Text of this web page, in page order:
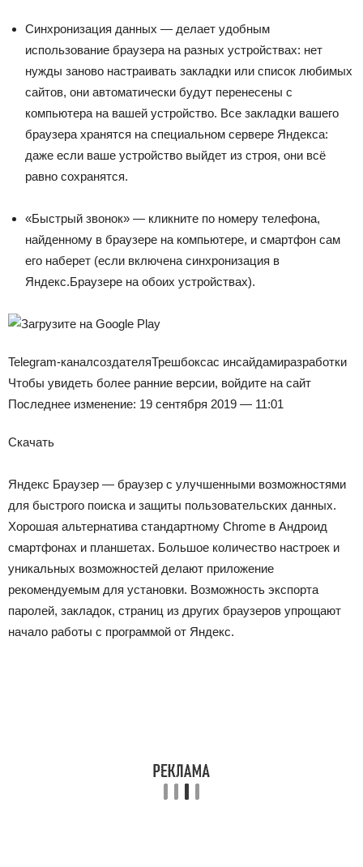
Синхронизация данных — делает удобным
использование браузера на разных устройствах: нет
нужды заново настраивать закладки или список любимых
сайтов, они автоматически будут перенесены с
компьютера на вашей устройство. Все закладки вашего
браузера хранятся на специальном сервере Яндекса:
даже если ваше устройство выйдет из строя, они всё
равно сохранятся.
«Быстрый звонок» — кликните по номеру телефона,
найденному в браузере на компьютере, и смартфон сам
его наберет (если включена синхронизация в
Яндекс.Браузере на обоих устройствах).
Telegram-каналсоздателяТрешбоксас инсайдамиразработки
Чтобы увидеть более ранние версии, войдите на сайт
Последнее изменение: 19 сентября 2019 — 11:01
Скачать
Яндекс Браузер — браузер с улучшенными возможностями
для быстрого поиска и защиты пользовательских данных.
Хорошая альтернатива стандартному Chrome в Андроид
смартфонах и планшетах. Большое количество настроек и
уникальных возможностей делают приложение
рекомендуемым для установки. Возможность экспорта
паролей, закладок, страниц из других браузеров упрощают
начало работы с программой от Яндекс.